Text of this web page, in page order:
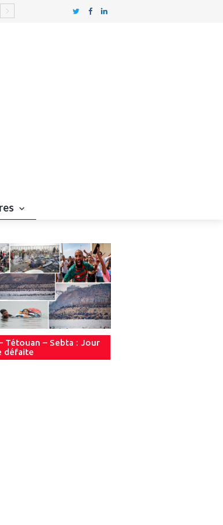
Tétouan – Sebta : Jour
défaite